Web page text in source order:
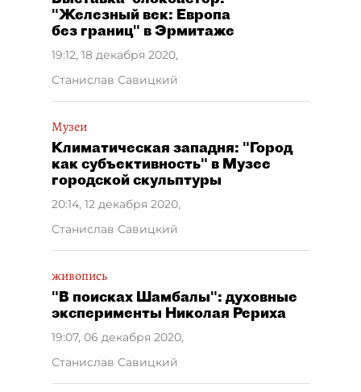
"Железный век: Европа
без границ" в Эрмитаже
19:12, 18 декабря 2020,
Станислав Савицкий
Музеи
Климатическая западня: "Город
как субъективность" в Музее
городской скульптуры
20:14, 12 декабря 2020,
Станислав Савицкий
живопись
"В поисках Шамбалы": духовные
эксперименты Николая Рериха
19:07, 06 декабря 2020,
Станислав Савицкий